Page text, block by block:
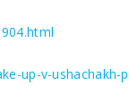
up-v-